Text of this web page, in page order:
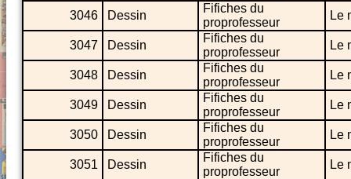
3046 Dessin
Fifiches du
proprofesseur
Le
3047 Dessin
Fifiches du
proprofesseur
Le
3048 Dessin
Fifiches du
proprofesseur
Le
3049 Dessin
Fifiches du
proprofesseur
Le
3050 Dessin
Fifiches du
proprofesseur
Le
3051 Dessin
Fifiches du
proprofesseur
Le